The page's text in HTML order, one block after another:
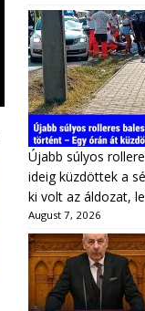
Újabb súlyos
ideig küzdöttek a
ki volt az áldozat,
August 7, 2026